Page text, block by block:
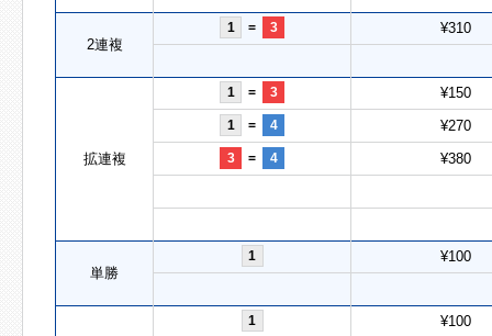
2連複
1 = 3 ¥310
拡連複
1 = 3 ¥150
1 = 4 ¥270
3 = 4 ¥380
単勝
1 ¥100
1 ¥100